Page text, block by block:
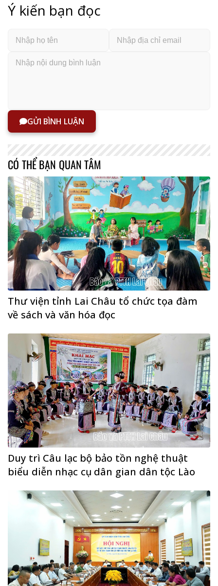
Ý kiến bạn đọc
GỬI BÌNH LUẬN
CÓ THỂ BẠN QUAN TÂM
Thư viện tỉnh Lai Châu tổ chức tọa đàm
về sách và văn hóa đọc
Duy trì Câu lạc bộ bảo tồn nghệ thuật
biểu diễn nhạc cụ dân gian dân tộc Lào